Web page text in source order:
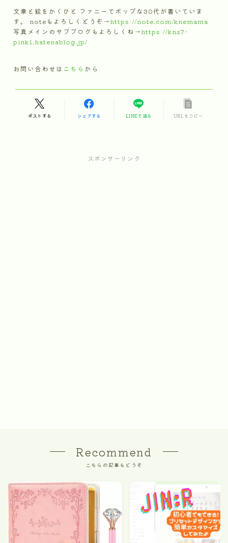
文章と絵をかくひと ファニーでポップな30代が書いていま
す。 noteもよろしくどうぞ→https://note.com/knemama
写真メインのサブブログもよろしくね→https://kns7-
pink1.hatenablog.jp/
お問い合わせは こちら から
ポストする シェアする LINEで送る URLをコピー
スポンサーリンク
Recommend
こちらの記事もどうぞ